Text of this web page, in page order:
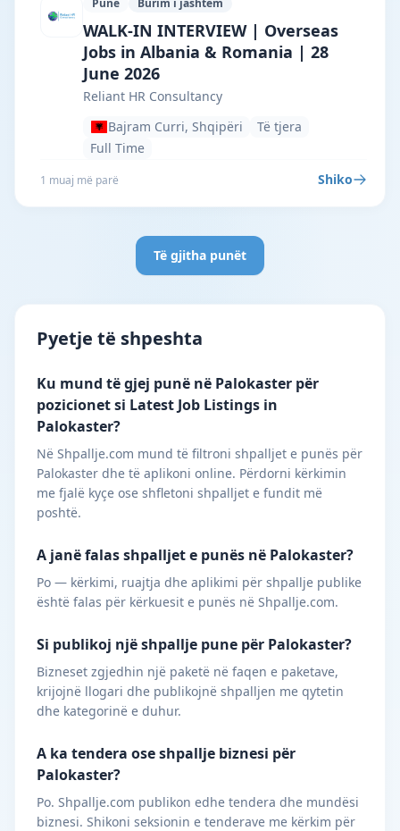
Punë Burim i jashtëm
Reliant HR Consultancy · Bajram Curri
WALK-IN INTERVIEW | Overseas
Jobs in Albania & Romania | 28
June 2026
Reliant HR Consultancy
Bajram Curri, Shqipëri
Të tjera
Full Time
1 muaj më parë Shiko
Të gjitha punët
Pyetje të shpeshta
Ku mund të gjej punë në Palokaster për
pozicionet si Latest Job Listings in
Palokaster?
Në Shpallje.com mund të filtroni shpalljet e punës për
Palokaster dhe të aplikoni online. Përdorni kërkimin
me fjalë kyçe ose shfletoni shpalljet e fundit më
poshtë.
A janë falas shpalljet e punës në Palokaster?
Po — kërkimi, ruajtja dhe aplikimi për shpallje publike
është falas për kërkuesit e punës në Shpallje.com.
Si publikoj një shpallje pune për Palokaster?
Bizneset zgjedhin një paketë në faqen e paketave,
krijojnë llogari dhe publikojnë shpalljen me qytetin
dhe kategorinë e duhur.
A ka tendera ose shpallje biznesi për
Palokaster?
Po. Shpallje.com publikon edhe tendera dhe mundësi
biznesi. Shikoni seksionin e tenderave me kërkim për